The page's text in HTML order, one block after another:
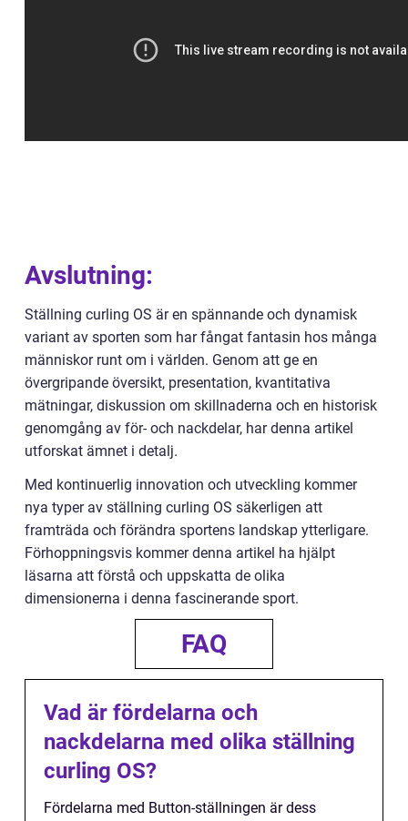
Avslutning:
Ställning curling OS är en spännande och dynamisk
variant av sporten som har fångat fantasin hos många
människor runt om i världen. Genom att ge en
övergripande översikt, presentation, kvantitativa
mätningar, diskussion om skillnaderna och en historisk
genomgång av för- och nackdelar, har denna artikel
utforskat ämnet i detalj.
Med kontinuerlig innovation och utveckling kommer
nya typer av ställning curling OS säkerligen att
framträda och förändra sportens landskap ytterligare.
Förhoppningsvis kommer denna artikel ha hjälpt
läsarna att förstå och uppskatta de olika
dimensionerna i denna fascinerande sport.
FAQ
Vad är fördelarna och
nackdelarna med olika ställning
curling OS?
Fördelarna med Button-ställningen är dess